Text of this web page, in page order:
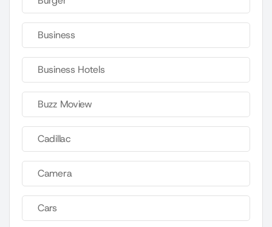
Business
Business Hotels
Buzz Moview
Cadillac
Camera
Cars